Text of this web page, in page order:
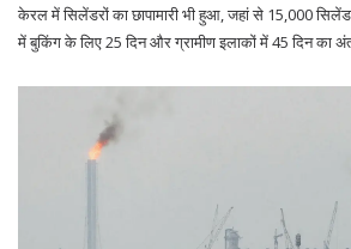
केरल में सिलेंडरों का छापामारी भी हुआ, जहां से 15,000
में बुकिंग के लिए 25 दिन और ग्रामीण इलाकों में 45 दिन का